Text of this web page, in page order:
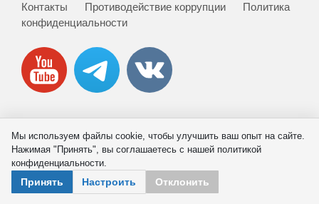
Публикации
Научная жизнь
Издания
О журнале
Номера журналов
Контакты Противодействие коррупции
Политика
конфиденциальности
Мы используем файлы cookie, чтобы улучшить ваш опыт на сайте.
Нажимая "Принять", вы соглашаетесь с нашей политикой
конфиденциальности.
Принять Настроить Отклонить